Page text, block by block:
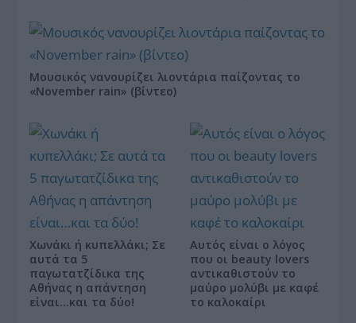
Μουσικός νανουρίζει λιοντάρια παίζοντας το
«November rain» (βίντεο)
Χωνάκι ή κυπελλάκι; Σε
αυτά τα 5
παγωτατζίδικα της
Αθήνας η απάντηση
είναι…και τα δύο!
Αυτός είναι ο λόγος
που οι beauty lovers
αντικαθιστούν το
μαύρο μολύβι με καφέ
το καλοκαίρι